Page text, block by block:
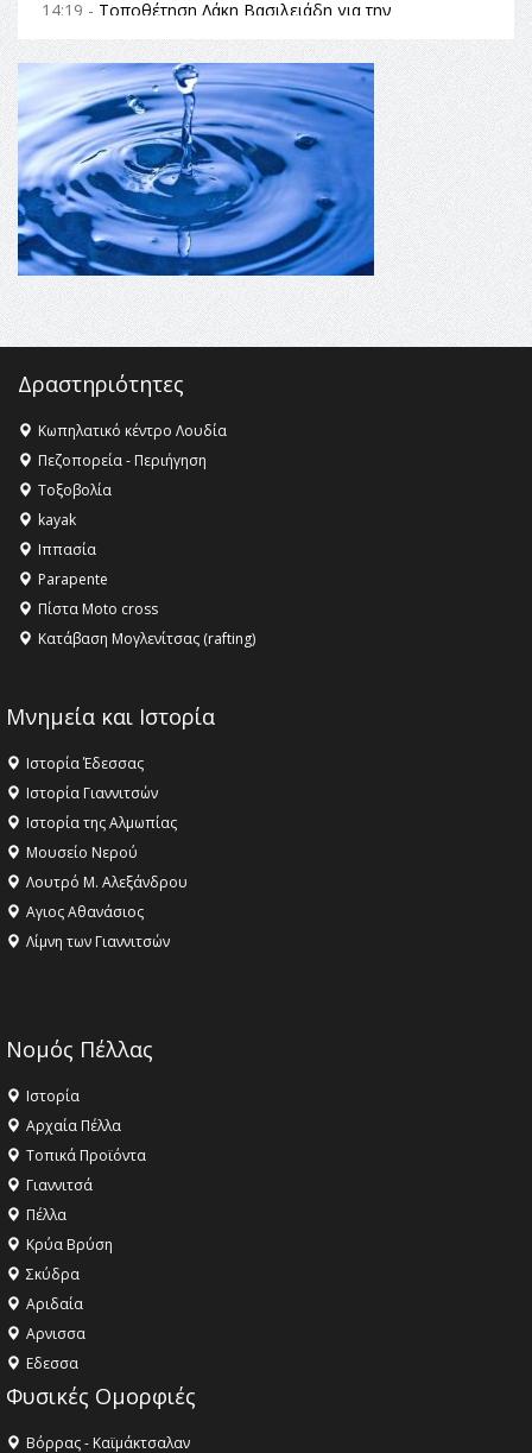
14:19 - Τοποθέτηση Λάκη Βασιλειάδη για την
Αναθεώρηση του Συντάγματος: «Σε τέτοιες κορυφαίες
θεσμικές διαδικασίες υπάρχει μόνο η ευθύνη απέναντι
στις επόμενες γενιές»
16:35 -Το πρόγραμμα του ΠΑΟΚ στον δεύτερο γύρο του
Champions League!
16:27 -Όλυμπος: Εντάχθηκε στον Κατάλογο Παγκόσμιας
Κληρονομιάς της UNESCO – Ομόφωνη η απόφαση Ο
Όλυμπος αναγνωρίστηκε ως φυσικό και πολιτιστικό
αγαθό εξέχουσας οικουμενικής αξίας για την
ανθρωπότητα
16:18 -
ΕΝΟΡΙΑΚΕΣ ΚΑΛΟΚΑΙΡΙΝΕΣ ΔΡΑΣΕΙΣ ΓΙΑ ΠΑΙΔΙΑ
ΣΤΗΝ ΕΔΕΣΣΑ
Δραστηριότητες
Κωπηλατικό κέντρο Λουδία
Πεζοπορεία - Περιήγηση
Τοξοβολία
kayak
Ιππασία
Parapente
Πίστα Moto cross
Κατάβαση Μογλενίτσας (rafting)
Μνημεία και Ιστορία
Ιστορία Έδεσσας
Ιστορία Γιαννιτσών
Ιστορία της Αλμωπίας
Μουσείο Νερού
Λουτρό Μ. Αλεξάνδρου
Αγιος Αθανάσιος
Λίμνη των Γιαννιτσών
Νομός Πέλλας
Ιστορία
Αρχαία Πέλλα
Τοπικά Προϊόντα
Γιαννιτσά
Πέλλα
Κρύα Βρύση
Σκύδρα
Αριδαία
Aρνισσα
Eδεσσα
Φυσικές Ομορφιές
Βόρρας - Καϊμάκτσαλαν